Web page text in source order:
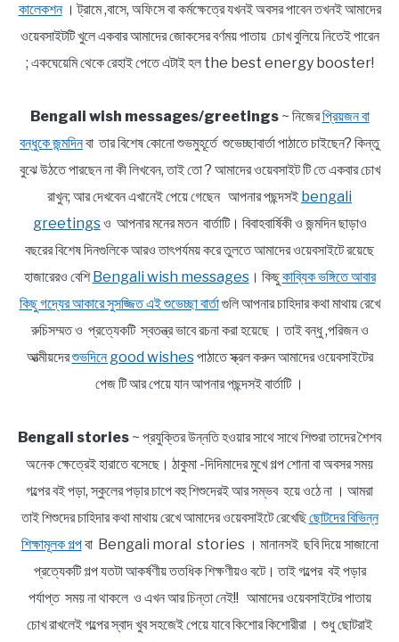
কালেকশন। ট্রামে ,বাসে, অফিসে বা কর্মক্ষেত্রে যখনই অবসর পাবেন তখনই আমাদের
ওয়েবসাইটটি খুলে একবার আমাদের জোকসের বর্ণময় পাতায় চোখ বুলিয়ে নিতেই পারেন
; একঘেয়েমি থেকে রেহাই পেতে এটাই হল the best energy booster!
Bengali wish messages/greetings~ নিজেরপ্রিয়জন বা
বন্ধুকে জন্মদিনবা তার বিশেষ কোনো শুভমুহূর্তে শুভেচ্ছাবার্তা পাঠাতে চাইছেন? কিন্তু
বুঝে উঠতে পারছেন না কী লিখবেন, তাই তো ? আমাদের ওয়েবসাইট টি তে একবার চোখ
রাখুন; আর দেখবেন এখানেই পেয়ে গেছেন আপনার পছন্দসই bengali
greetingsও আপনার মনের মতন বার্তাটি। বিবাহবার্ষিকী ও জন্মদিন ছাড়াও
বছরের বিশেষ দিনগুলিকে আরও তাৎপর্যময় করে তুলতে আমাদের ওয়েবসাইটে রয়েছে
হাজারেরও বেশিBengali wish messages। কিছুকাব্যিক ভঙ্গিতে আবার
কিছু গদ্যের আকারে সুসজ্জিত এই শুভেচ্ছা বার্তাগুলি আপনার চাহিদার কথা মাথায় রেখে
রুচিসম্মত ও প্রত্যেকটি স্বতন্ত্র ভাবে রচনা করা হয়েছে । তাই বন্ধু ,পরিজন ও
আত্মীয়দেরশুভদিনে good wishesপাঠাতে স্ক্রল করুন আমাদের ওয়েবসাইটের
পেজ টি আর পেয়ে যান আপনার পছন্দসই বার্তাটি ।
Bengali stories ~ প্রযুক্তির উন্নতি হওয়ার সাথে সাথে শিশুরা তাদের শৈশব
অনেক ক্ষেত্রেই হারাতে বসেছে। ঠাকুমা -দিদিমাদের মুখে গল্প শোনা বা অবসর সময়
গল্পের বই পড়া, স্কুলের পড়ার চাপে বহু শিশুদেরই আর সম্ভব হয়ে ওঠে না । আমরা
তাই শিশুদের চাহিদার কথা মাথায় রেখে আমাদের ওয়েবসাইটে রেখেছিছোটদের বিভিন্ন
শিক্ষামূলক গল্পবা Bengali moral stories । মানানসই ছবি দিয়ে সাজানো
প্রত্যেকটি গল্প যতটা আকর্ষণীয় ততধিক শিক্ষণীয়ও বটে। তাই গল্পের বই পড়ার
পর্যাপ্ত সময় না থাকলে ও এখন আর চিন্তা নেই!! আমাদের ওয়েবসাইটের পাতায়
চোখ রাখলেই গল্পের স্বাদ খুব সহজেই পেয়ে যাবে কিশোর কিশোরীরা । শুধু ছোটরাই